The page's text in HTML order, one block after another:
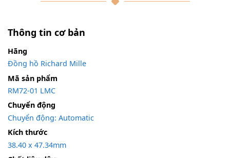
Thông tin cơ bản
Hãng
Đồng hồ Richard Mille
Mã sản phẩm
RM72-01 LMC
Chuyển động
Chuyển động: Automatic
Kích thước
38.40 x 47.34mm